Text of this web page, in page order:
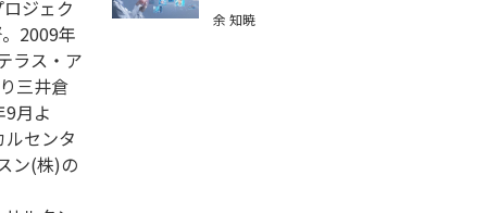
ジェク
2009年
ラス・ア
三井倉
月よ
センタ
ン(株)の
余 知暁